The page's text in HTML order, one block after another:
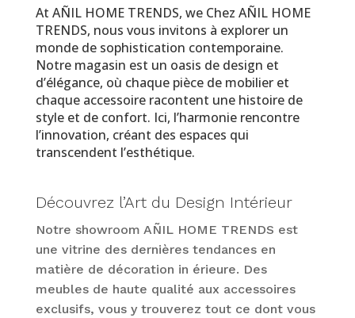
At AÑIL HOME TRENDS, we Chez AÑIL HOME
TRENDS, nous vous invitons à explorer un
monde de sophistication contemporaine.
Notre magasin est un oasis de design et
d’élégance, où chaque pièce de mobilier et
chaque accessoire racontent une histoire de
style et de confort. Ici, l’harmonie rencontre
l’innovation, créant des espaces qui
transcendent l’esthétique.
Découvrez l’Art du Design Intérieur
Notre showroom AÑIL HOME TRENDS est
une vitrine des dernières tendances en
matière de décoration in érieure. Des
meubles de haute qualité aux accessoires
exclusifs, vous y trouverez tout ce dont vous